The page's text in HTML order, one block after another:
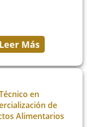
Leer Más
en
de
Alimentarios